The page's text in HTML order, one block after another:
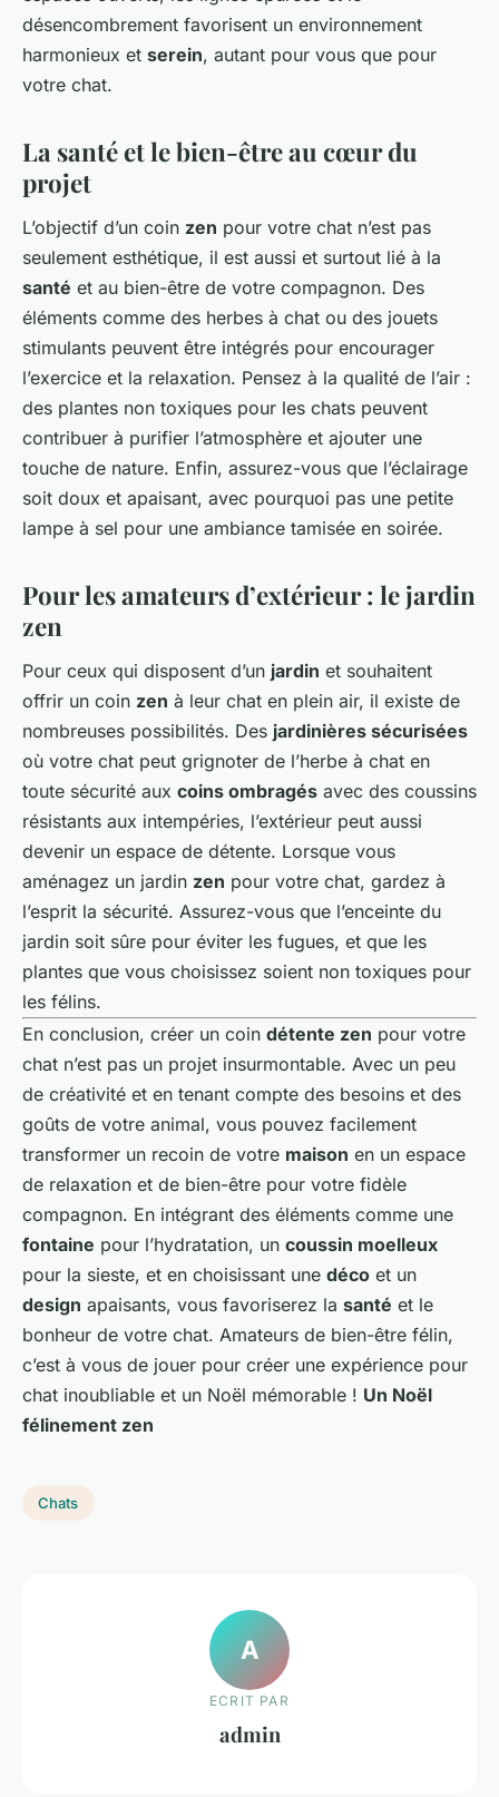
désencombrement favorisent un environnement
harmonieux et serein, autant pour vous que pour
votre chat.
La santé et le bien-être au cœur du
projet
L’objectif d’un coin zen pour votre chat n’est pas
seulement esthétique, il est aussi et surtout lié à la
santé et au bien-être de votre compagnon. Des
éléments comme des herbes à chat ou des jouets
stimulants peuvent être intégrés pour encourager
l’exercice et la relaxation. Pensez à la qualité de l’air :
des plantes non toxiques pour les chats peuvent
contribuer à purifier l’atmosphère et ajouter une
touche de nature. Enfin, assurez-vous que l’éclairage
soit doux et apaisant, avec pourquoi pas une petite
lampe à sel pour une ambiance tamisée en soirée.
Pour les amateurs d’extérieur : le jardin
zen
Pour ceux qui disposent d’un jardin et souhaitent
offrir un coin zen à leur chat en plein air, il existe de
nombreuses possibilités. Des jardinières sécurisées
où votre chat peut grignoter de l’herbe à chat en
toute sécurité aux coins ombragés avec des coussins
résistants aux intempéries, l’extérieur peut aussi
devenir un espace de détente. Lorsque vous
aménagez un jardin zen pour votre chat, gardez à
l’esprit la sécurité. Assurez-vous que l’enceinte du
jardin soit sûre pour éviter les fugues, et que les
plantes que vous choisissez soient non toxiques pour
les félins.
En conclusion, créer un coin détente zen pour votre
chat n’est pas un projet insurmontable. Avec un peu
de créativité et en tenant compte des besoins et des
goûts de votre animal, vous pouvez facilement
transformer un recoin de votre maison en un espace
de relaxation et de bien-être pour votre fidèle
compagnon. En intégrant des éléments comme une
fontaine pour l’hydratation, un coussin moelleux
pour la sieste, et en choisissant une déco et un
design apaisants, vous favoriserez la santé et le
bonheur de votre chat. Amateurs de bien-être félin,
c’est à vous de jouer pour créer une expérience pour
chat inoubliable et un Noël mémorable ! Un Noël
félinement zen
Chats
A
ECRIT PAR
admin